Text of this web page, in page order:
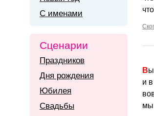
и
мы
С именами
Сценарии
Праздников
Дня рождения
Юбилея
Свадьбы